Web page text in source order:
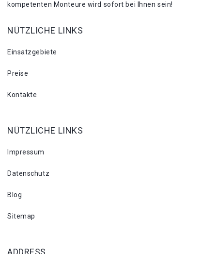
kompetenten Monteure wird sofort bei Ihnen sein!
NÜTZLICHE LINKS
Einsatzgebiete
Preise
Kontakte
NÜTZLICHE LINKS
Impressum
Datenschutz
Blog
Sitemap
ADDRESS